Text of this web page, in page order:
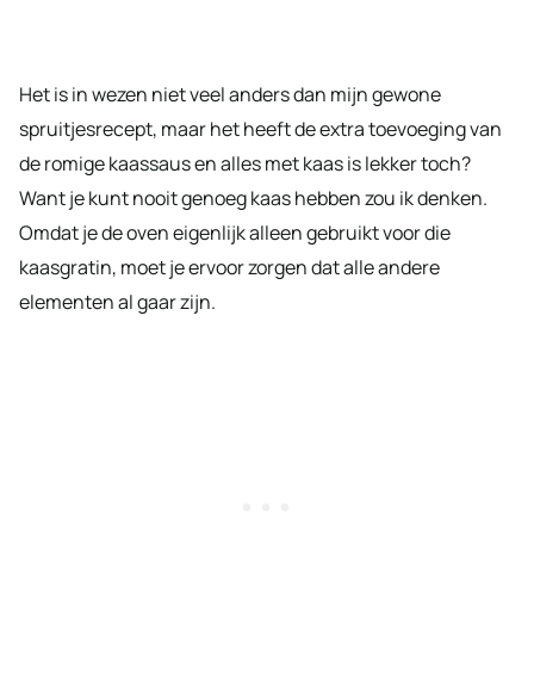
Het is in wezen niet veel anders dan mijn gewone
spruitjesrecept, maar het heeft de extra toevoeging van
de romige kaassaus en alles met kaas is lekker toch?
Want je kunt nooit genoeg kaas hebben zou ik denken.
Omdat je de oven eigenlijk alleen gebruikt voor die
kaasgratin, moet je ervoor zorgen dat alle andere
elementen al gaar zijn.